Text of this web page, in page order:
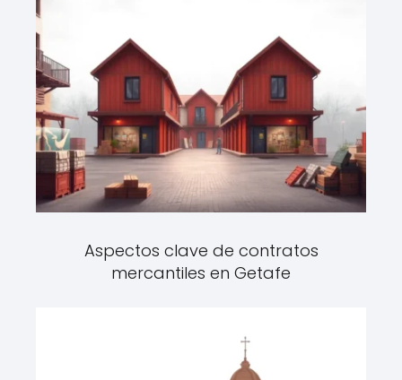
Aspectos clave de contratos
mercantiles en Getafe